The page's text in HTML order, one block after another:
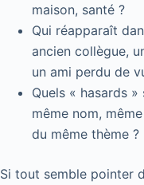
maison, santé ?
Qui réapparaît
ancien collègue,
un ami perdu de
Quels « hasards
même nom,
du même thème ?
Si tout semble pointer